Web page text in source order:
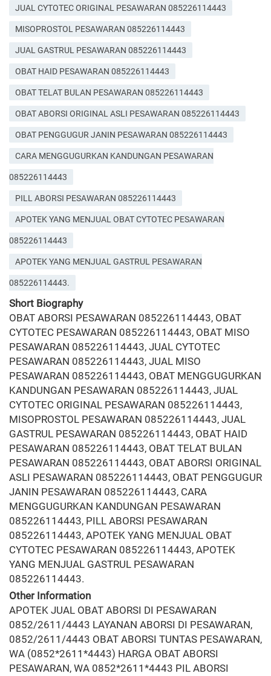
JUAL CYTOTEC ORIGINAL PESAWARAN 085226114443
MISOPROSTOL PESAWARAN 085226114443
JUAL GASTRUL PESAWARAN 085226114443
OBAT HAID PESAWARAN 085226114443
OBAT TELAT BULAN PESAWARAN 085226114443
OBAT ABORSI ORIGINAL ASLI PESAWARAN 085226114443
OBAT PENGGUGUR JANIN PESAWARAN 085226114443
CARA MENGGUGURKAN KANDUNGAN PESAWARAN
085226114443
PILL ABORSI PESAWARAN 085226114443
APOTEK YANG MENJUAL OBAT CYTOTEC PESAWARAN
085226114443
APOTEK YANG MENJUAL GASTRUL PESAWARAN
085226114443.
Short Biography
OBAT ABORSI PESAWARAN 085226114443, OBAT
CYTOTEC PESAWARAN 085226114443, OBAT MISO
PESAWARAN 085226114443, JUAL CYTOTEC
PESAWARAN 085226114443, JUAL MISO
PESAWARAN 085226114443, OBAT MENGGUGURKAN
KANDUNGAN PESAWARAN 085226114443, JUAL
CYTOTEC ORIGINAL PESAWARAN 085226114443,
MISOPROSTOL PESAWARAN 085226114443, JUAL
GASTRUL PESAWARAN 085226114443, OBAT HAID
PESAWARAN 085226114443, OBAT TELAT BULAN
PESAWARAN 085226114443, OBAT ABORSI ORIGINAL
ASLI PESAWARAN 085226114443, OBAT PENGGUGUR
JANIN PESAWARAN 085226114443, CARA
MENGGUGURKAN KANDUNGAN PESAWARAN
085226114443, PILL ABORSI PESAWARAN
085226114443, APOTEK YANG MENJUAL OBAT
CYTOTEC PESAWARAN 085226114443, APOTEK
YANG MENJUAL GASTRUL PESAWARAN
085226114443.
Other Information
APOTEK JUAL OBAT ABORSI DI PESAWARAN
0852/2611/4443 LAYANAN ABORSI DI PESAWARAN,
0852/2611/4443 OBAT ABORSI TUNTAS PESAWARAN,
WA (0852*2611*4443) HARGA OBAT ABORSI
PESAWARAN, WA 0852*2611*4443 PIL ABORSI